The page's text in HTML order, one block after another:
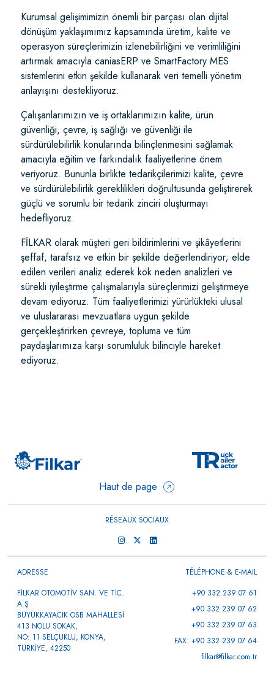
Kurumsal gelişimimizin önemli bir parçası olan dijital
dönüşüm yaklaşımımız kapsamında üretim, kalite ve
operasyon süreçlerimizin izlenebilirliğini ve verimliliğini
artırmak amacıyla caniasERP ve SmartFactory MES
sistemlerini etkin şekilde kullanarak veri temelli yönetim
anlayışını destekliyoruz.
Çalışanlarımızın ve iş ortaklarımızın kalite, ürün
güvenliği, çevre, iş sağlığı ve güvenliği ile
sürdürülebilirlik konularında bilinçlenmesini sağlamak
amacıyla eğitim ve farkındalık faaliyetlerine önem
veriyoruz. Bununla birlikte tedarikçilerimizi kalite, çevre
ve sürdürülebilirlik gereklilikleri doğrultusunda geliştirerek
güçlü ve sorumlu bir tedarik zinciri oluşturmayı
hedefliyoruz.
FİLKAR olarak müşteri geri bildirimlerini ve şikâyetlerini
şeffaf, tarafsız ve etkin bir şekilde değerlendiriyor; elde
edilen verileri analiz ederek kök neden analizleri ve
sürekli iyileştirme çalışmalarıyla süreçlerimizi geliştirmeye
devam ediyoruz. Tüm faaliyetlerimizi yürürlükteki ulusal
ve uluslararası mevzuatlara uygun şekilde
gerçekleştirirken çevreye, topluma ve tüm
paydaşlarımıza karşı sorumluluk bilinciyle hareket
ediyoruz.
Haut de page
RÉSEAUX SOCIAUX
ADRESSE
FİLKAR OTOMOTİV SAN. VE TİC.
A.Ş
BÜYÜKKAYACIK OSB MAHALLESİ
413 NOLU SOKAK,
NO: 11 SELÇUKLU, KONYA,
TÜRKİYE, 42250
TÉLÉPHONE & E-MAIL
+90 332 239 07 61
+90 332 239 07 62
+90 332 239 07 63
FAX: +90 332 239 07 64
filkar@filkar.com.tr